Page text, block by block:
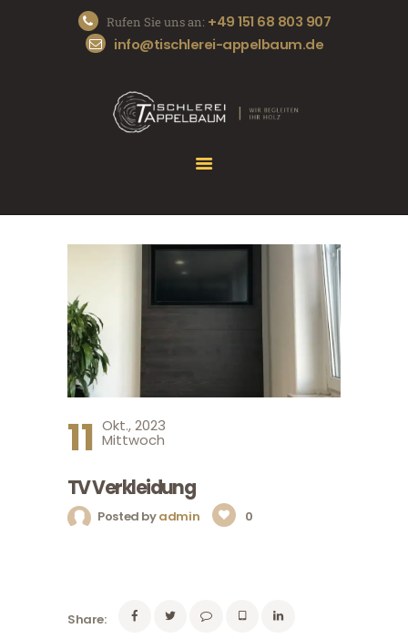
Rufen Sie uns an: +49 151 68 803 907
info@tischlerei-appelbaum.de
START
DIE TISCHLEREI
UNSERE SERVICES
11 Okt., 2023
Mittwoch
TV Verkleidung
Posted byadmin 0
Share: